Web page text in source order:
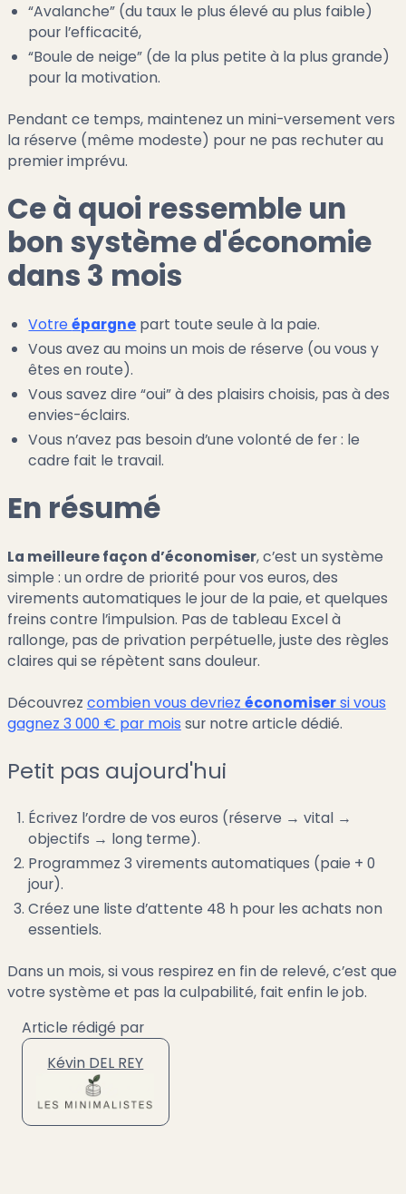
“Avalanche” (du taux le plus élevé au plus faible)
pour l’efficacité,
“Boule de neige” (de la plus petite à la plus grande)
pour la motivation.
Pendant ce temps, maintenez un mini-versement vers
la réserve (même modeste) pour ne pas rechuter au
premier imprévu.
Ce à quoi ressemble un
bon système d'économie
dans 3 mois
Votreépargne part toute seule à la paie.
Vous avez au moins un mois de réserve (ou vous y
êtes en route).
Vous savez dire “oui” à des plaisirs choisis, pas à des
envies-éclairs.
Vous n’avez pas besoin d’une volonté de fer : le
cadre fait le travail.
En résumé
La meilleure façon d’économiser, c’est un système
simple : un ordre de priorité pour vos euros, des
virements automatiques le jour de la paie, et quelques
freins contre l’impulsion. Pas de tableau Excel à
rallonge, pas de privation perpétuelle, juste des règles
claires qui se répètent sans douleur.
Découvrez combien vous devriez économisersi vous
gagnez 3 000 € par mois sur notre article dédié.
Petit pas aujourd'hui
Écrivez l’ordre de vos euros (réserve → vital →
objectifs → long terme).
Programmez 3 virements automatiques (paie + 0
jour).
Créez une liste d’attente 48 h pour les achats non
essentiels.
Dans un mois, si vous respirez en fin de relevé, c’est que
votre système et pas la culpabilité, fait enfin le job.
Article rédigé par
Kévin DEL REY